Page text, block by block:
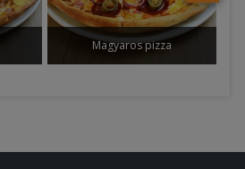
Magyaros pizza